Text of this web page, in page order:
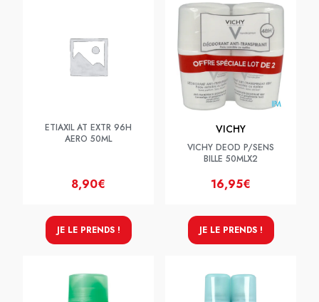
ETIAXIL AT EXTR 96H
AERO 50ML
8,90€
JE LE PRENDS !
VICHY
VICHY DEOD P/SENS
BILLE 50MLX2
16,95€
JE LE PRENDS !